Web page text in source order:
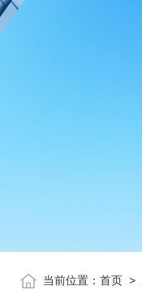
当前位置： 首页 >